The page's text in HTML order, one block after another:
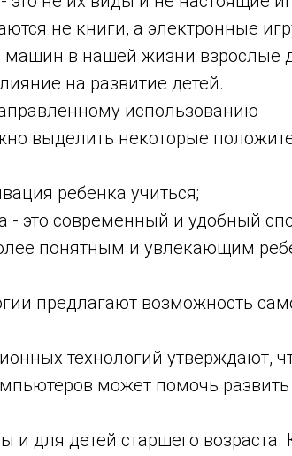
не книги, а электронные
машин в нашей жизни взрослые
на развитие детей.
использованию
выделить некоторые
ребенка учиться;
современный и удобный
понятным и увлекающим
предлагают возможность
технологий утверждают,
может помочь
и для детей старшего возраста.